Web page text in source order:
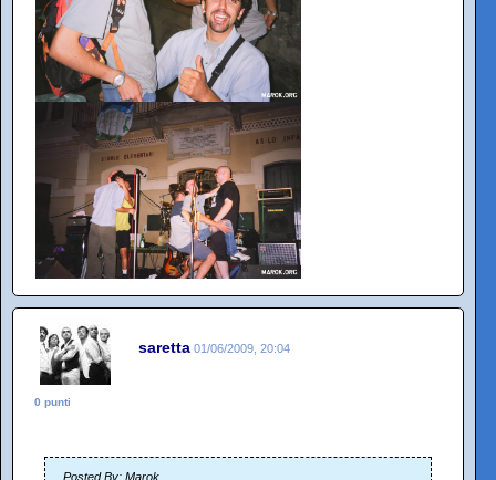
saretta 01/06/2009, 20:04
0 punti
Posted By: Marok